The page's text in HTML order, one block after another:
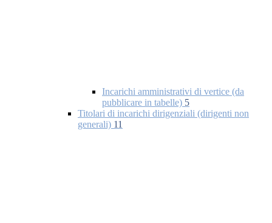
Incarichi amministrativi di vertice (da
pubblicare in tabelle) 5
Titolari di incarichi dirigenziali (dirigenti non
generali) 11